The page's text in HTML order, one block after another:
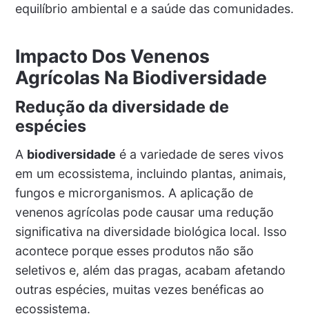
equilíbrio ambiental e a saúde das comunidades.
Impacto Dos Venenos
Agrícolas Na Biodiversidade
Redução da diversidade de
espécies
A biodiversidade é a variedade de seres vivos
em um ecossistema, incluindo plantas, animais,
fungos e microrganismos. A aplicação de
venenos agrícolas pode causar uma redução
significativa na diversidade biológica local. Isso
acontece porque esses produtos não são
seletivos e, além das pragas, acabam afetando
outras espécies, muitas vezes benéficas ao
ecossistema.